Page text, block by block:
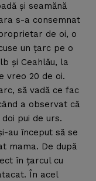
şi seamănă
s-a consemnat
de oi, o
un ţarc pe o
şi Ceahlău, la
vreo 20 de oi.
să vadă ce fac
a observat că
pui de urs.
au început să se
mama. De după
în ţarcul cu
În acel